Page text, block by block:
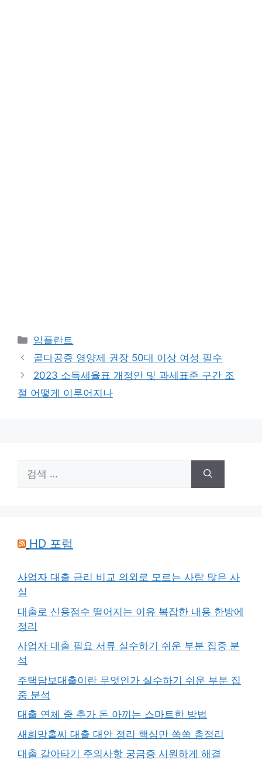
카
테
리
임플란트
골다공증 영양제 권장 50대 이상 여성 필수
2023 소득세율표 개정안 및 과세표준 구간 조
절 어떻게 이루어지나
색:
HD 포럼
사업자 대출 금리 비교 의외로 모르는 사람 많은 사
실
대출로 신용점수 떨어지는 이유 복잡한 내용 한방에
정리
사업자 대출 필요 서류 실수하기 쉬운 부분 집중 분
석
주택담보대출이란 무엇인가 실수하기 쉬운 부분 집
중 분석
대출 연체 중 추가 돈 아끼는 스마트한 방법
새희망홀씨 대출 대안 정리 핵심만 쏙쏙 총정리
대출 갈아타기 주의사항 궁금증 시원하게 해결